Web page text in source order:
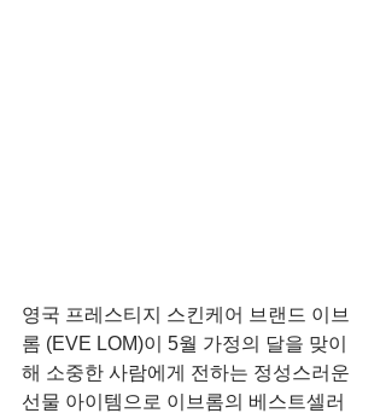
영국 프레스티지 스킨케어 브랜드 이브
롬 (EVE LOM)이 5월 가정의 달을 맞이
해 소중한 사람에게 전하는 정성스러운
선물 아이템으로 이브롬의 베스트셀러